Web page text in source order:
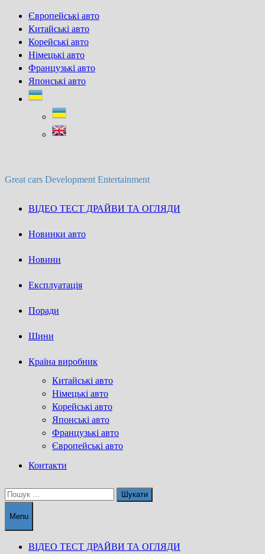
Skip
content
Європейські авто
Китайські авто
Корейські авто
Німецькі авто
Французькі авто
Японські авто
Great cars Development Entertainment
ВІДЕО ТЕСТ ДРАЙВИ ТА ОГЛЯДИ
Новинки авто
Новини
Експлуатація
Поради
Шини
Країна виробник
Китайські авто
Німецькі авто
Корейські авто
Японські авто
Французькі авто
Європейські авто
Контакти
Пошук:
Menu
ВІДЕО ТЕСТ ДРАЙВИ ТА ОГЛЯДИ